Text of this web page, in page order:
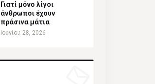
Γιατί μόνο λίγοι
άνθρωποι έχουν
πράσινα μάτια
Ιουνίου 28, 2026